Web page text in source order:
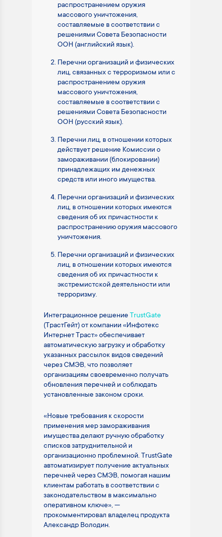
распространением оружия
массового уничтожения,
составляемые в соответствии с
решениями Совета Безопасности
ООН (английский язык).
Перечни организаций и физических
лиц, связанных с терроризмом или с
распространением оружия
массового уничтожения,
составляемые в соответствии с
решениями Совета Безопасности
ООН (русский язык).
Перечни лиц, в отношении которых
действует решение Комиссии о
замораживании (блокировании)
принадлежащих им денежных
средств или иного имущества.
Перечни организаций и физических
лиц, в отношении которых имеются
сведения об их причастности к
распространению оружия массового
уничтожения.
Перечни организаций и физических
лиц, в отношении которых имеются
сведения об их причастности к
экстремистской деятельности или
терроризму.
Интеграционное решение TrustGate
(ТрастГейт) от компании «Инфотекс
Интернет Траст» обеспечивает
автоматическую загрузку и обработку
указанных рассылок видов сведений
через СМЭВ, что позволяет
организациям своевременно получать
обновления перечней и соблюдать
установленные законом сроки.
«Новые требования к скорости
применения мер замораживания
имущества делают ручную обработку
списков затруднительной и
организационно проблемной. TrustGate
автоматизирует получение актуальных
перечней через СМЭВ, помогая нашим
клиентам работать в соответствии с
законодательством в максимально
оперативном ключе», —
прокомментировал владелец продукта
Александр Володин.